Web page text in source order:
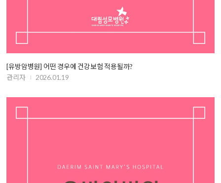
[유방암병원] 어떤 경우에 건강보험 적용될까?
관리자
2026.01.19